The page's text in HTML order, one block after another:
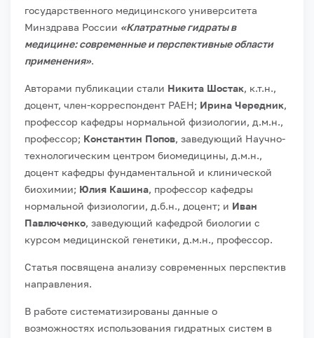
государственного медицинского университета
Минздрава России «Клатратные гидраты в
медицине: современные и перспективные области
применения».
Авторами публикации стали Никита Шостак, к.т.н.,
доцент, член-корреспондент РАЕН; Ирина Чередник,
профессор кафедры нормальной физиологии, д.м.н.,
профессор; Константин Попов, заведующий Научно-
технологическим центром биомедицины, д.м.н.,
доцент кафедры фундаментальной и клинической
биохимии; Юлия Кашина, профессор кафедры
нормальной физиологии, д.б.н., доцент; и Иван
Павлюченко, заведующий кафедрой биологии с
курсом медицинской генетики, д.м.н., профессор.
Статья посвящена анализу современных перспектив
направления.
В работе систематизированы данные о
возможностях использования гидратных систем в